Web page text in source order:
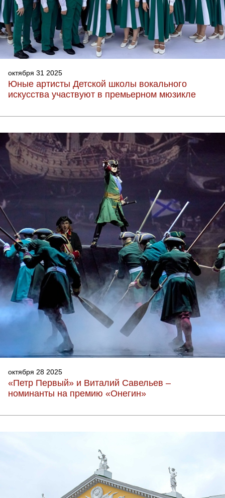
октября 31 2025
Юные артисты Детской школы вокального
искусства участвуют в премьерном мюзикле
октября 28 2025
«Петр Первый» и Виталий Савельев –
номинанты на премию «Онегин»